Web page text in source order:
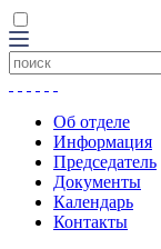
Об отделе
Информация
Председатель
Документы
Календарь
Контакты